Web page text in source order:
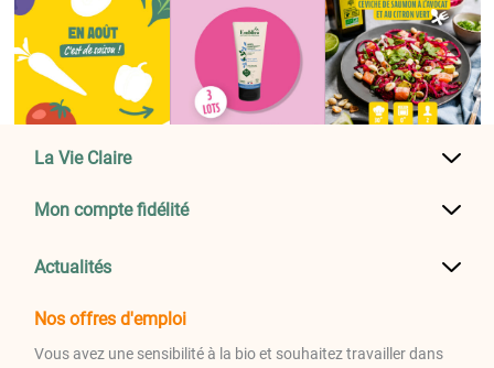
La Vie Claire
Mon compte fidélité
Actualités
Nos offres d'emploi
Vous avez une sensibilité à la bio et souhaitez travailler dans